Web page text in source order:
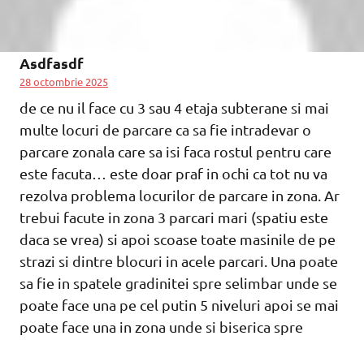
Asdfasdf
28 octombrie 2025
de ce nu il face cu 3 sau 4 etaja subterane si mai
multe locuri de parcare ca sa fie intradevar o
parcare zonala care sa isi faca rostul pentru care
este facuta… este doar praf in ochi ca tot nu va
rezolva problema locurilor de parcare in zona. Ar
trebui facute in zona 3 parcari mari (spatiu este
daca se vrea) si apoi scoase toate masinile de pe
strazi si dintre blocuri in acele parcari. Una poate
sa fie in spatele gradinitei spre selimbar unde se
poate face una pe cel putin 5 niveluri apoi se mai
poate face una in zona unde si biserica spre